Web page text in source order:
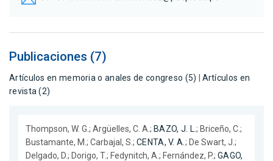
Publicaciones (7)
Artículos en memoria o anales de congreso (5)
Artículos en
revista (2)
Thompson, W. G.; Argüelles, C. A.; BAZO, J. L.; Briceño, C.;
Bustamante, M.; Carbajal, S.; CENTA, V. A. ; De Swart, J.;
Delgado, D.; Dorigo, T.; Fedynitch, A.; Fernández, P.; GAGO,